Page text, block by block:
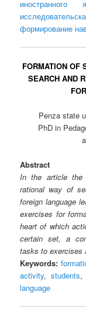
иностранного
формирование
FORMATION OF
SEARCH AND
Penza state
PhD in
Abstract
In the article the
rational way of
foreign language
exercises for
heart of which
certain set, a
tasks to exercises
Keywords:
activity,students
language